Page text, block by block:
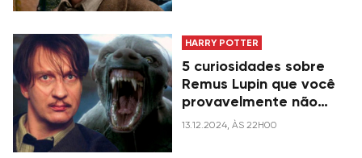
HARRY POTTER
5 curiosidades sobre
Remus Lupin que você
provavelmente não
sabia
13.12.2024, ÀS 22H00